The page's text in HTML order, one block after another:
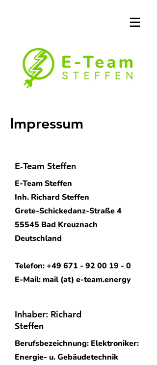
Impressum
E-Team Steffen
E-Team Steffen
Inh. Richard Steffen
Grete-Schickedanz-Straße 4
55545 Bad Kreuznach
Deutschland
Telefon: +49 671 - 92 00 19 - 0
E-Mail: mail (at) e-team.energy
Inhaber: Richard
Steffen
Berufsbezeichnung: Elektroniker:
Energie- u. Gebäudetechnik